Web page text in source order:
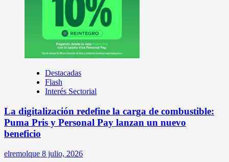
Destacadas
Flash
Interés Sectorial
La digitalización redefine la carga de combustible:
Puma Pris y Personal Pay lanzan un nuevo
beneficio
elremolque 8 julio, 2026